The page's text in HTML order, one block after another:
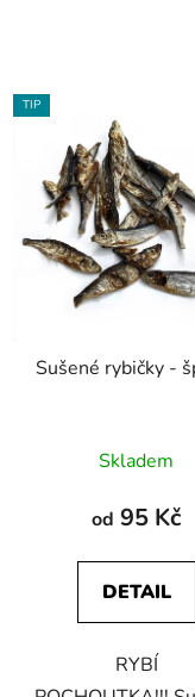
TIP
Sušené rybičky -
5,0
z
Skladem
od 95 Kč
DETAIL
RYBÍ